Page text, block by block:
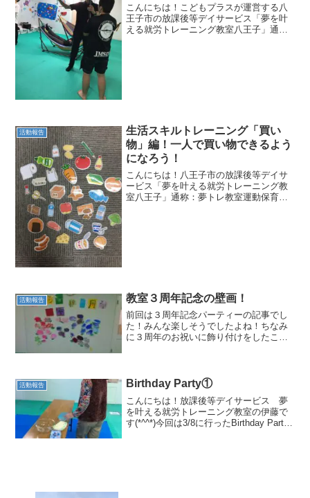
こんにちは！こどもプラスが運営する八
王子市の放課後等デイサービス「夢を叶
える就労トレーニング教室八王子」通
活動報告
生活スキルトレーニング「買い
物」編！一人で買い物できるよう
になろう！
こんにちは！八王子市の放課後等デイサ
ービス「夢を叶える就労トレーニング教
室八王子」通称：夢トレ教室運動保育士
活動報告 教室３周年記念の壁画！
前回は３周年記念パーティーの記事でし
た！みんな楽しそうでしたよね！ちなみ
に３周年のお祝いに飾り付けをしたこち
スポンジで色付け...
活動報告 Birthday Party①
こんにちは！放課後等デイサービス 夢
を叶える就労トレーニング教室の伊藤で
す(*^^*)今回は3/8に行ったBirthday Party